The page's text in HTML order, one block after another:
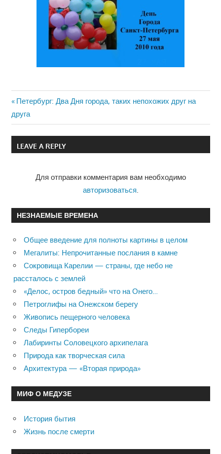
Навигация
по
записям
Previous
Post:
Петербург: Два Дня города, таких непохожих друг на
друга
LEAVE A REPLY
Для отправки комментария вам необходимо
авторизоваться.
НЕЗНАЕМЫЕ ВРЕМЕНА
Общее введение для полноты картины в целом
Мегалиты: Непрочитанные послания в камне
Сокровища Карелии — страны, где небо не
рассталось с землей
«Делос, остров бедный» что на Онего…
Петроглифы на Онежском берегу
Живопись пещерного человека
Следы Гипербореи
Лабиринты Соловецкого архипелага
Природа как творческая сила
Архитектура — «Вторая природа»
МИФ О МЕДУЗЕ
История бытия
Жизнь после смерти